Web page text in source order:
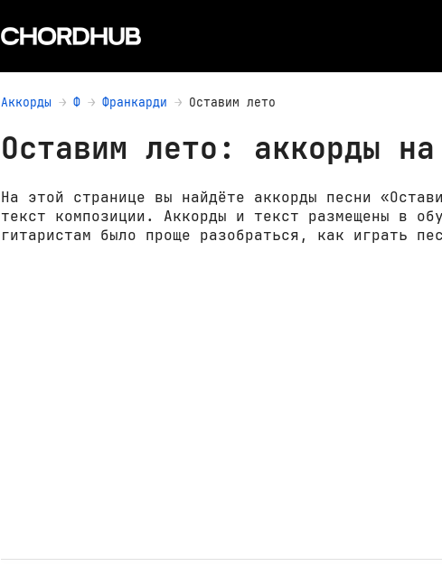
Аккорды Ф Франкарди Оставим лето
Оставим лето: аккорды
На этой странице вы найдёте аккорды песни
текст композиции. Аккорды и текст размещены в
гитаристам было проще разобраться, как играть